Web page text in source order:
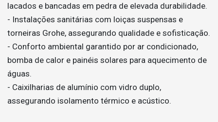
lacados e bancadas em pedra de elevada durabilidade.
- Instalações sanitárias com loiças suspensas e
torneiras Grohe, assegurando qualidade e sofisticação.
- Conforto ambiental garantido por ar condicionado,
bomba de calor e painéis solares para aquecimento de
águas.
- Caixilharias de alumínio com vidro duplo,
assegurando isolamento térmico e acústico.